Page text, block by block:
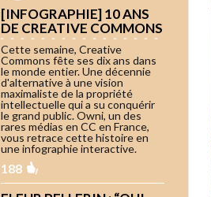
[INFOGRAPHIE] 10 ANS
DE CREATIVE COMMONS
Cette semaine, Creative
Commons fête ses dix ans dans
le monde entier. Une décennie
d'alternative à une vision
maximaliste de la propriété
intellectuelle qui a su conquérir
le grand public. Owni, un des
rares médias en CC en France,
vous retrace cette histoire en
une infographie interactive.
188